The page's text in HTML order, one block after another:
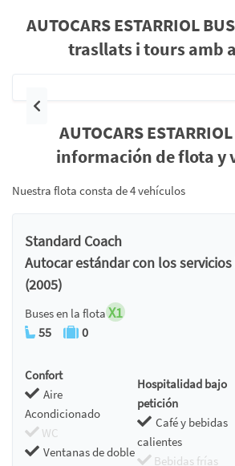
AUTOCARS ESTARRIOL
trasllats i tours amb
Anterior
AUTOCARS
información de flota y
Nuestra flota consta de 4 vehículos
Standard Coach
Autocar estándar con los
(2005)
Buses en la flota X1
55 0
Confort
Aire
Acondicionado
WC
Ventanas de doble
Hospitalidad bajo
petición
Café y bebidas
calientes
Bebidas frías